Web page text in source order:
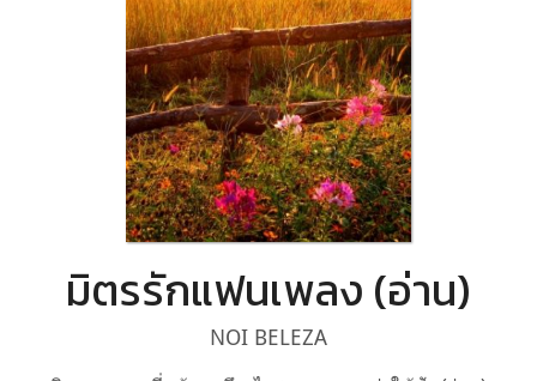
มิตรรักแฟนเพลง (อ่าน)
NOI BELEZA